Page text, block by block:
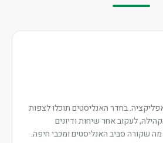
בחדר האנליסטים תוכלו לצפות
לעקוב אחר שיחות ודיונים
שקורה סביב האנליסטים ומכבי חיפה.